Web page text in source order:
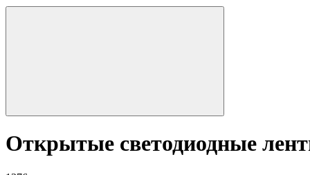
Открытые светодиодные